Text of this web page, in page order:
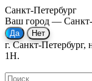
Санкт-Петербург
Ваш город —
г. Санкт-
1Н.